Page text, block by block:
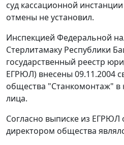
суд кассационной
отмены не установил.
Инспекцией Федеральной
Стерлитамаку Республики
государственный реестр
ЕГРЮЛ) внесены 09.11.2004
общества "Станкомонтаж" в
лица.
Согласно выписке из ЕГРЮЛ
директором общества